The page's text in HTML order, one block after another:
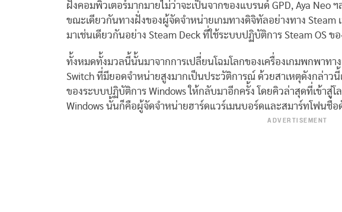
ฝั่งคอมพิวเตอร์มากมายไม่ว่าจะเป็นจากของแบรนด์ GPD, Aya Neo
ขณะเดียวกันทางฝั่งของผู้จัดจำหน่ายเกมทางดิจิทัลอย่างทาง Steam
มาเช่นเดียวกันอย่าง Steam Deck ที่ใช้ระบบปฏิบัติการ Steam OS ขอ
ทั้งหมดทั้งมวลนี้นั้นมาจากการเปลี่ยนโฉมโลกของเครื่องเกมพกพาท
Switch ที่มียอดจำหน่ายสูงมากเป็นประวัติการณ์ ด้วยสาเหตุดังกล่าว
ของระบบปฏิบัติการ Windows ให้กลับมาอีกครั้ง โดยคิวล่าสุดที่เข้าสู่
Windows นั้นก็คือผู้จัดจำหน่ายฮาร์ดแวร์เมนบอร์ดและสมาร์ทโฟนชื่อ
ADVERTISEMENT